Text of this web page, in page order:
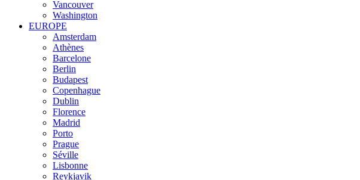
Vancouver
Washington
EUROPE
Amsterdam
Athènes
Barcelone
Berlin
Budapest
Copenhague
Dublin
Florence
Madrid
Porto
Prague
Séville
Lisbonne
Reykjavik